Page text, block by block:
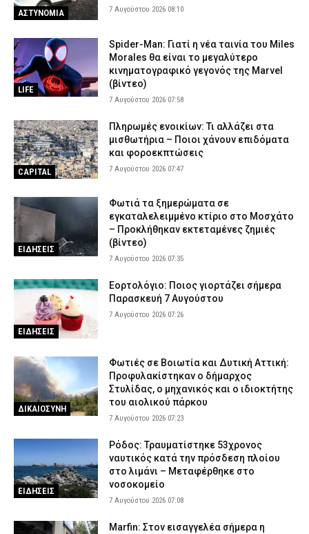
ΑΣΤΥΝΟΜΙΑ 7 Αυγούστου 2026 08:10
LIFE
Spider-Man: Γιατί η νέα ταινία του Miles
Morales θα είναι το μεγαλύτερο
κινηματογραφικό γεγονός της Marvel
(βίντεο)
7 Αυγούστου 2026 07:58
CAPITAL
Πληρωμές ενοικίων: Τι αλλάζει στα
μισθωτήρια – Ποιοι χάνουν επιδόματα
και φοροεκπτώσεις
7 Αυγούστου 2026 07:47
ΕΙΔΗΣΕΙΣ
Φωτιά τα ξημερώματα σε
εγκαταλελειμμένο κτίριο στο Μοσχάτο
– Προκλήθηκαν εκτεταμένες ζημιές
(βίντεο)
7 Αυγούστου 2026 07:35
ΕΙΔΗΣΕΙΣ
Εορτολόγιο: Ποιος γιορτάζει σήμερα
Παρασκευή 7 Αυγούστου
7 Αυγούστου 2026 07:26
ΔΙΚΑΙΟΣΥΝΗ
Φωτιές σε Βοιωτία και Δυτική Αττική:
Προφυλακίστηκαν ο δήμαρχος
Στυλίδας, ο μηχανικός και ο ιδιοκτήτης
του αιολικού πάρκου
7 Αυγούστου 2026 07:23
ΕΙΔΗΣΕΙΣ
Ρόδος: Τραυματίστηκε 53χρονος
ναυτικός κατά την πρόσδεση πλοίου
στο λιμάνι – Μεταφέρθηκε στο
νοσοκομείο
7 Αυγούστου 2026 07:08
Marfin: Στον εισαγγελέα σήμερα η